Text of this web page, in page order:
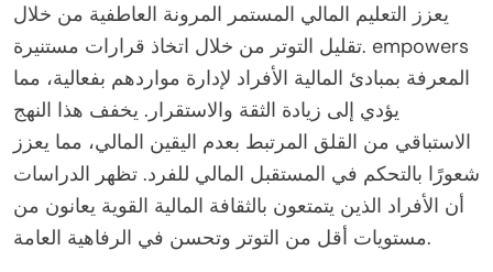
يعزز التعليم المالي المستمر المرونة العاطفية من خلال
تقليل التوتر من خلال اتخاذ قرارات مستنيرة. empowers
المعرفة بمبادئ المالية الأفراد لإدارة مواردهم بفعالية، مما
يؤدي إلى زيادة الثقة والاستقرار. يخفف هذا النهج
الاستباقي من القلق المرتبط بعدم اليقين المالي، مما يعزز
شعورًا بالتحكم في المستقبل المالي للفرد. تظهر الدراسات
أن الأفراد الذين يتمتعون بالثقافة المالية القوية يعانون من
مستويات أقل من التوتر وتحسن في الرفاهية العامة.